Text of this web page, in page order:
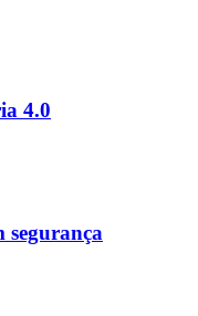
4.0
segurança